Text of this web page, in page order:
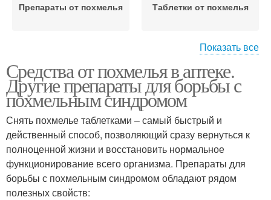
Препараты от похмелья Таблетки от похмелья
Сорбенты от похмелья Аптечные средства
Энтеросорбенты при
похмелье
Народные средства
Показать все
Средства от похмелья в аптеке.
Другие препараты для борьбы с
похмельным синдромом
Снять похмелье таблетками – самый быстрый и
действенный способ, позволяющий сразу вернуться к
полноценной жизни и восстановить нормальное
функционирование всего организма. Препараты для
борьбы с похмельным синдромом обладают рядом
полезных свойств: